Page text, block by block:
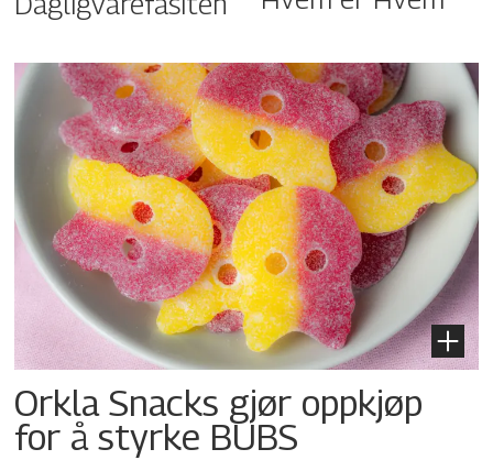
Orkla Snacks gjør oppkjøp
for å styrke BUBS